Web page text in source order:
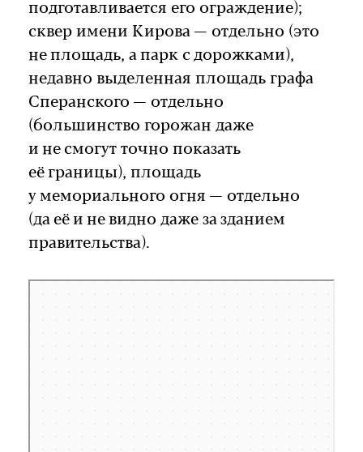
подготавливается его ограждение);
сквер имени Кирова — отдельно (это
не площадь, а парк с дорожками),
недавно выделенная площадь графа
Сперанского — отдельно
(большинство горожан даже
и не смогут точно показать
её границы), площадь
у мемориального огня — отдельно
(да её и не видно даже за зданием
правительства).